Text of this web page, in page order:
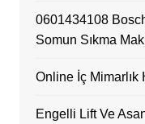
0601434108
Somun Sıkma
Online İç Mimarlık
Engelli Lift Ve